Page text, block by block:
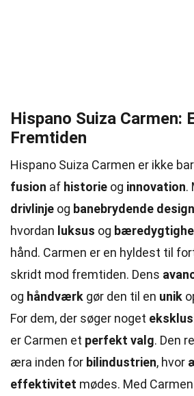
Hispano Suiza Carmen:
Fremtiden
Hispano Suiza Carmen er ikke
fusion af historie og innovation.
drivlinje og banebrydende design
hvordan luksus og
hånd. Carmen er en hyldest til
skridt mod fremtiden. Dens
og håndværk gør den til en unik
For dem, der søger noget
er Carmen et perfekt valg. Den
æra inden for bilindustrien, hvor
effektivitet mødes. Med